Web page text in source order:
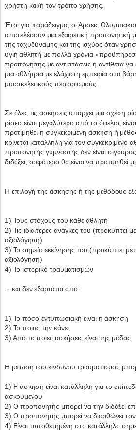
χρήστη και/ή τον τρόπο χρήσης.
Έτσι για παράδειγμα, οι Άρσεις
αποτελέσουν μια εξαιρετική προπονητική
της ταχυδύναμης και της ισχύος όταν
υγιή αθλητή με πολλά χρόνια
προπόνησης με αντιστάσεις ή αντίθετα να
μια αθλήτρια με ελάχιστη εμπειρία στα
μυοσκελετικούς περιορισμούς.
Σε όλες τις ασκήσεις υπάρχει μια σχέση
ρίσκο είναι μεγαλύτερο από το όφελος
προτιμηθεί η συγκεκριμένη άσκηση ή
κρίνεται κατάλληλη για τον συγκεκριμένο
προπονητής γυμναστής δεν είναι
διδάξει, σοφότερο θα είναι να προτιμηθεί
Η επιλογή της άσκησης ή της μεθόδους
1) Τους στόχους του κάθε αθλητή
2) Τις ιδιαίτερες ανάγκες του (προκύπτει
αξιολόγηση)
3) Το σημείο εκκίνησης του (προκύπτει
αξιολόγηση)
4) Το ιστορικό τραυματισμών
…και δεν εξαρτάται από:
1) Το πόσο εντυπωσιακή είναι η άσκηση
2) Το ποιος την κάνει
3) Από το ποιες ασκήσεις είναι της μόδας
Η μείωση του κινδύνου τραυματισμού
1) Η άσκηση είναι κατάλληλη για το
ασκούμενου
2) Ο προπονητής μπορεί να την διδάξει
3) Ο προπονητής μπορεί να διορθώνει
4) Είναι τοποθετημένη στο κατάλληλο